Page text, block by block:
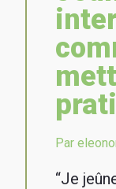
Par
“Je